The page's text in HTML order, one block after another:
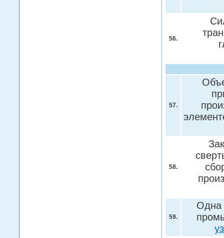
56.
57.
58.
59.
Одна